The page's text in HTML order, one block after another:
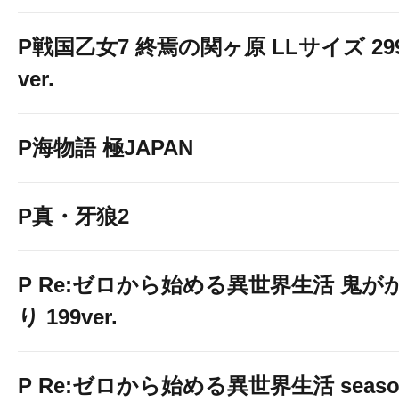
P戦国乙女7 終焉の関ヶ原 LLサイズ
ver.
P海物語 極JAPAN
P真・牙狼2
P Re:ゼロから始める異世界生活 鬼が
り 199ver.
P Re:ゼロから始める異世界生活